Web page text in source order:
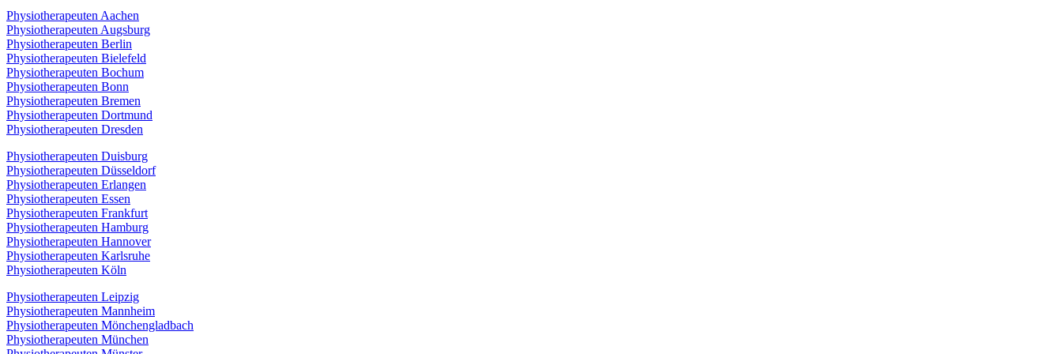
Physiotherapeuten Aachen
Physiotherapeuten Augsburg
Physiotherapeuten Berlin
Physiotherapeuten Bielefeld
Physiotherapeuten Bochum
Physiotherapeuten Bonn
Physiotherapeuten Bremen
Physiotherapeuten Dortmund
Physiotherapeuten Dresden
Physiotherapeuten Duisburg
Physiotherapeuten Düsseldorf
Physiotherapeuten Erlangen
Physiotherapeuten Essen
Physiotherapeuten Frankfurt
Physiotherapeuten Hamburg
Physiotherapeuten Hannover
Physiotherapeuten Karlsruhe
Physiotherapeuten Köln
Physiotherapeuten Leipzig
Physiotherapeuten Mannheim
Physiotherapeuten Mönchengladbach
Physiotherapeuten München